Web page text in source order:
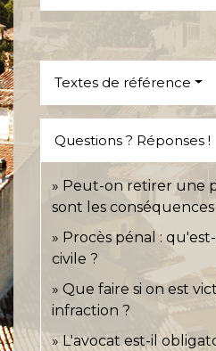
Textes de référence
Questions ? Réponses !
Peut-on retirer une
sont les conséquences
Procès pénal :
civile ?
Que faire si on est
infraction ?
L'avocat est-il